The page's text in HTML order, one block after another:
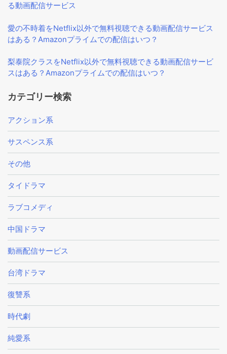
る動画配信サービス
愛の不時着をNetflix以外で無料視聴できる動画配信サービス
はある？Amazonプライムでの配信はいつ？
梨泰院クラスをNetflix以外で無料視聴できる動画配信サービ
スはある？Amazonプライムでの配信はいつ？
カテゴリー検索
アクション系
サスペンス系
その他
タイドラマ
ラブコメディ
中国ドラマ
動画配信サービス
台湾ドラマ
復讐系
時代劇
純愛系